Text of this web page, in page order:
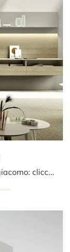
Pareti attrezzate e mobili giorno Sangiacomo: clicca e scopri il modello Domino Boiserie 03 e potrai valorizzare stanze moderne di ogni genere.